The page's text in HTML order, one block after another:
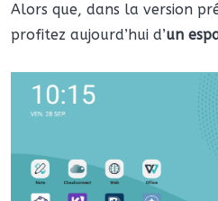
Alors que, dans la version
profitez aujourd’hui d’un